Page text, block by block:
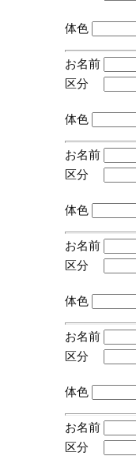
(
体色
お名前
区分
(
体色
お名前
区分
(
体色
お名前
区分
(
体色
お名前
区分
(
体色
お名前
区分